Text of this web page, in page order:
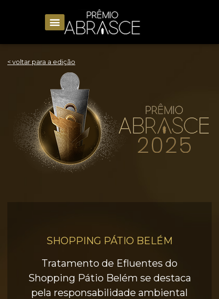
< voltar para a edição
SHOPPING PÁTIO BELÉM
Tratamento de Efluentes do
Shopping Pátio Belém se destaca
pela responsabilidade ambiental